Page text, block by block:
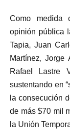
Como medida
opinión pública
Tapia, Juan
Martínez, Jorge
Rafael Lastre
sustentando en
la consecución
de más $70 mil
la Unión